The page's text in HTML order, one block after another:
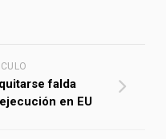
falda
en EU